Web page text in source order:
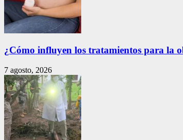
¿Cómo influyen los tratamientos para la
7 agosto, 2026